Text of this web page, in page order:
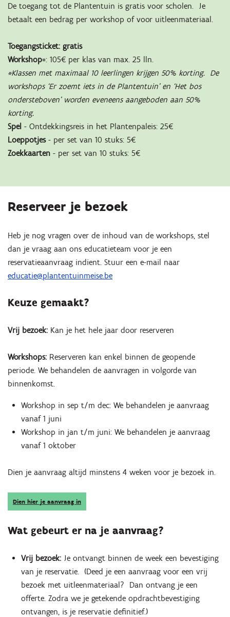
De toegang tot de Plantentuin is gratis voor scholen. Je
betaalt een bedrag per workshop of voor uitleenmateriaal.
Toegangsticket: gratis
Workshop*: 105€ per klas van max. 25 lln.
*Klassen met maximaal 10 leerlingen krijgen 50% korting. De
workshops ‘Er zoemt iets in de Plantentuin’ en ‘Het bos
ondersteboven’ worden eveneens aangeboden aan 50%
korting.
Spel - Ontdekkingsreis in het Plantenpaleis: 25€
Loeppotjes - per set van 10 stuks: 5€
Zoekkaarten - per set van 10 stuks: 5€
Reserveer je bezoek
Heb je nog vragen over de inhoud van de workshops, stel
dan je vraag aan ons educatieteam voor je een
reservatieaanvraag indient. Stuur een e-mail naar
educatie@plantentuinmeise.be
Keuze gemaakt?
Vrij bezoek: Kan je het hele jaar door reserveren
Workshops: Reserveren kan enkel binnen de geopende
periode. We behandelen de aanvragen in volgorde van
binnenkomst.
Workshop in sep t/m dec: We behandelen je aanvraag
vanaf 1 juni
Workshop in jan t/m juni: We behandelen je aanvraag
vanaf 1 oktober
Dien je aanvraag altijd minstens 4 weken voor je bezoek in.
Dien hier je aanvraag in
Wat gebeurt er na je aanvraag?
Vrij bezoek: Je ontvangt binnen de week een bevestiging
van je reservatie. (Deed je een aanvraag voor een vrij
bezoek met uitleenmateriaal? Dan ontvang je een
offerte. Zodra we je getekende opdrachtbevestiging
ontvangen, is je reservatie definitief.)